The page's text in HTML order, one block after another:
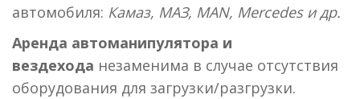
автомобиля: Камаз, МАЗ, MAN, Mercedes и др.
Аренда автоманипулятора и
вездехода незаменима в случае отсутствия
оборудования для загрузки/разгрузки.